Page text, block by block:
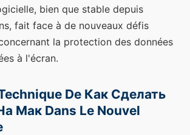
bien que stable depuis
fait face à de nouveaux défis
la protection des données
à l'écran.
De Как Сделать
Мак Dans Le Nouvel